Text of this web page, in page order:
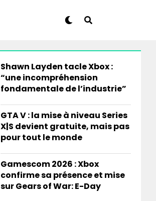
Shawn Layden tacle Xbox :
“une incompréhension
fondamentale de l’industrie”
GTA V : la mise à niveau Series
X|S devient gratuite, mais pas
pour tout le monde
Gamescom 2026 : Xbox
confirme sa présence et mise
sur Gears of War: E-Day